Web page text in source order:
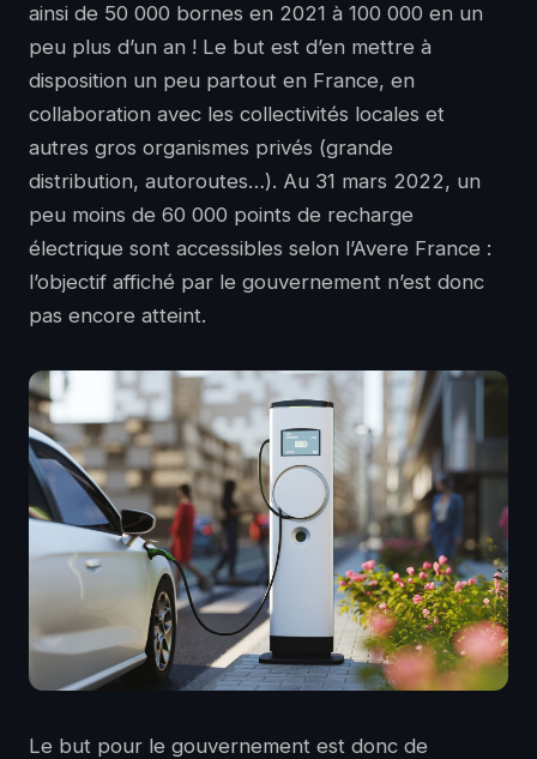
ainsi de 50 000 bornes en 2021 à 100 000 en un
peu plus d’un an ! Le but est d’en mettre à
disposition un peu partout en France, en
collaboration avec les collectivités locales et
autres gros organismes privés (grande
distribution, autoroutes…). Au 31 mars 2022, un
peu moins de 60 000 points de recharge
électrique sont accessibles selon l’Avere France :
l’objectif affiché par le gouvernement n’est donc
pas encore atteint.
Le but pour le gouvernement est donc de